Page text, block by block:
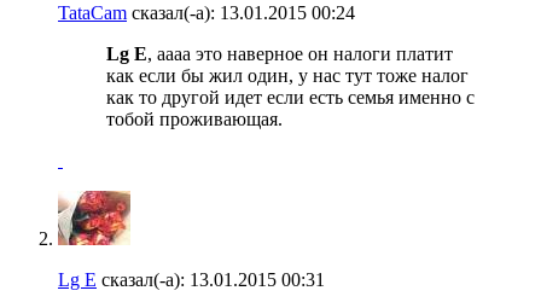
TataCam сказал(-а): 13.01.2015 00:24
Lg E, аааа это наверное он налоги платит
как если бы жил один, у нас тут тоже налог
как то другой идет если есть семья именно с
тобой проживающая.
Lg E сказал(-а): 13.01.2015 00:31